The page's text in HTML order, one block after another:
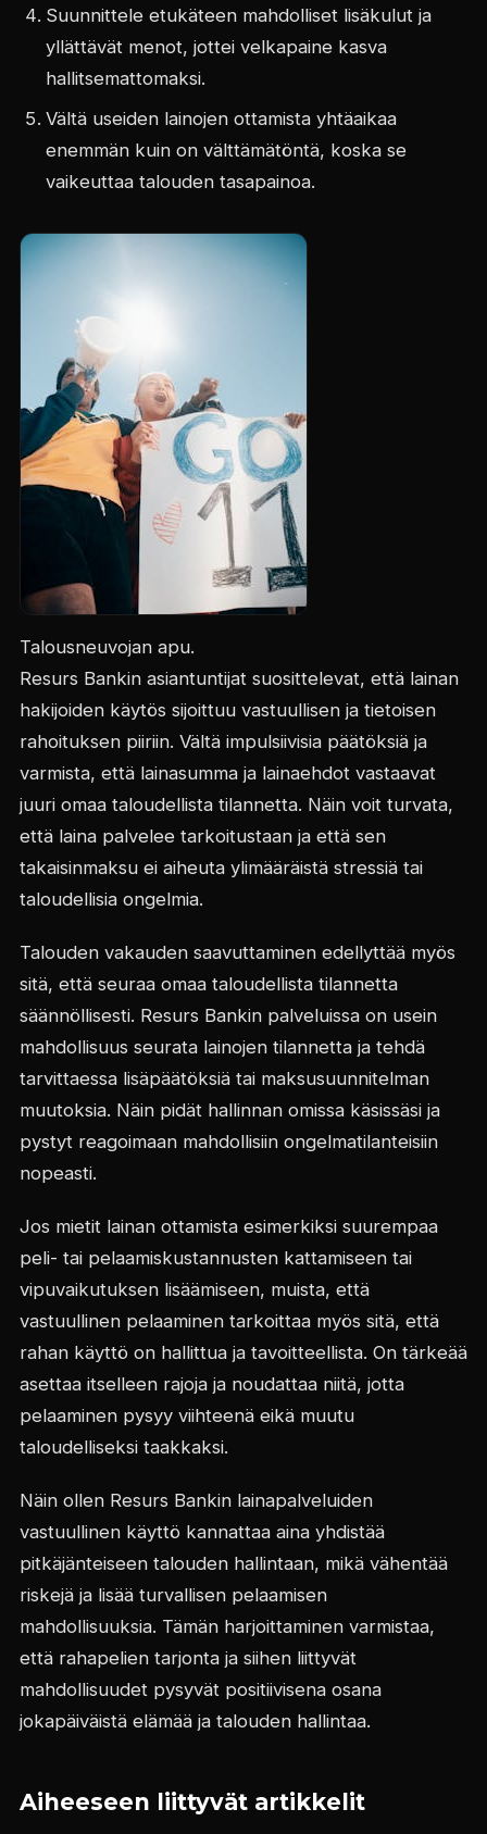
Suunnittele etukäteen mahdolliset lisäkulut ja
yllättävät menot, jottei velkapaine kasva
hallitsemattomaksi.
Vältä useiden lainojen ottamista yhtäaikaa
enemmän kuin on välttämätöntä, koska se
vaikeuttaa talouden tasapainoa.
Talousneuvojan apu.
Resurs Bankin asiantuntijat suosittelevat, että lainan
hakijoiden käytös sijoittuu vastuullisen ja tietoisen
rahoituksen piiriin. Vältä impulsiivisia päätöksiä ja
varmista, että lainasumma ja lainaehdot vastaavat
juuri omaa taloudellista tilannetta. Näin voit turvata,
että laina palvelee tarkoitustaan ja että sen
takaisinmaksu ei aiheuta ylimääräistä stressiä tai
taloudellisia ongelmia.
Talouden vakauden saavuttaminen edellyttää myös
sitä, että seuraa omaa taloudellista tilannetta
säännöllisesti. Resurs Bankin palveluissa on usein
mahdollisuus seurata lainojen tilannetta ja tehdä
tarvittaessa lisäpäätöksiä tai maksusuunnitelman
muutoksia. Näin pidät hallinnan omissa käsissäsi ja
pystyt reagoimaan mahdollisiin ongelmatilanteisiin
nopeasti.
Jos mietit lainan ottamista esimerkiksi suurempaa
peli- tai pelaamiskustannusten kattamiseen tai
vipuvaikutuksen lisäämiseen, muista, että
vastuullinen pelaaminen tarkoittaa myös sitä, että
rahan käyttö on hallittua ja tavoitteellista. On tärkeää
asettaa itselleen rajoja ja noudattaa niitä, jotta
pelaaminen pysyy viihteenä eikä muutu
taloudelliseksi taakkaksi.
Näin ollen Resurs Bankin lainapalveluiden
vastuullinen käyttö kannattaa aina yhdistää
pitkäjänteiseen talouden hallintaan, mikä vähentää
riskejä ja lisää turvallisen pelaamisen
mahdollisuuksia. Tämän harjoittaminen varmistaa,
että rahapelien tarjonta ja siihen liittyvät
mahdollisuudet pysyvät positiivisena osana
jokapäiväistä elämää ja talouden hallintaa.
Aiheeseen liittyvät artikkelit